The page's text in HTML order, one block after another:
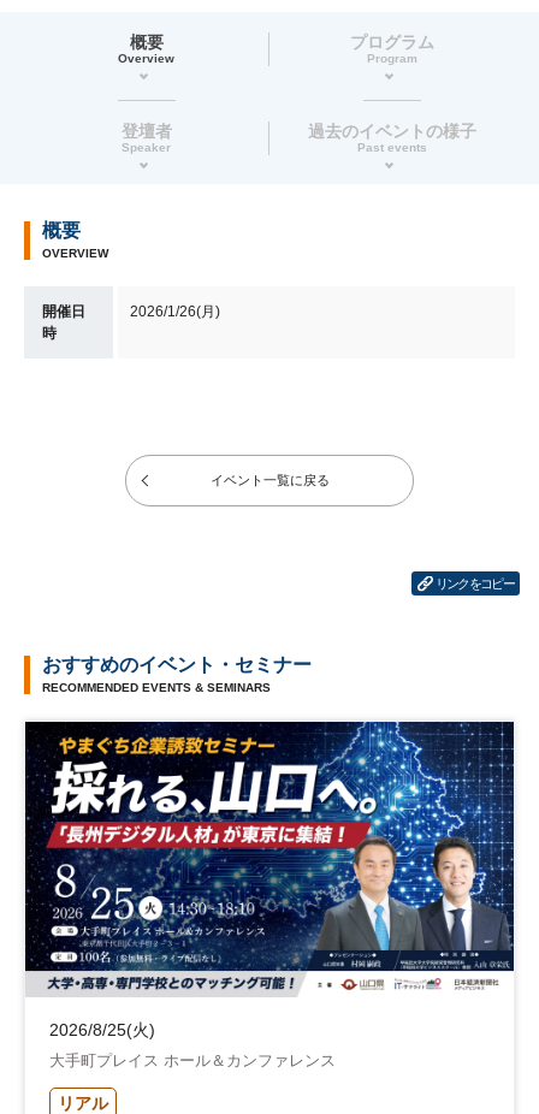
概要
Overview
プログラム
Program
登壇者
Speaker
過去のイベントの様子
Past events
概要
OVERVIEW
開催日
時
2026/1/26(月)
イベント一覧に戻る
リンクをコピー
おすすめのイベント・セミナー
RECOMMENDED EVENTS & SEMINARS
2026/8/25(火)
大手町プレイス ホール＆カンファレンス
リアル